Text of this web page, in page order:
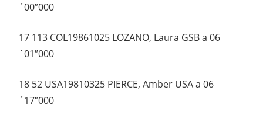
´00″000
17 113 COL19861025 LOZANO, Laura GSB a 06
´01″000
18 52 USA19810325 PIERCE, Amber USA a 06
´17″000